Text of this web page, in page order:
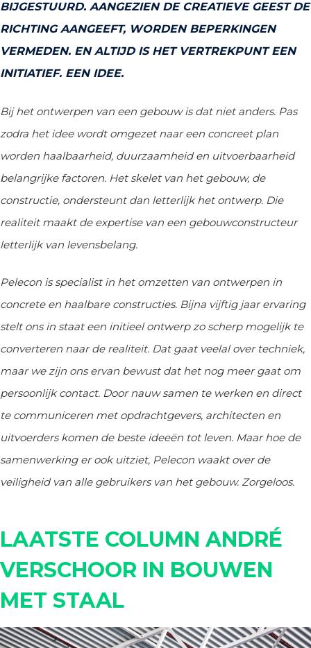
BIJGESTUURD. AANGEZIEN DE CREATIEVE GEEST DE
RICHTING AANGEEFT, WORDEN BEPERKINGEN
VERMEDEN. EN ALTIJD IS HET VERTREKPUNT EEN
INITIATIEF. EEN IDEE.
Bij het ontwerpen van een gebouw is dat niet anders. Pas
zodra het idee wordt omgezet naar een concreet plan
worden haalbaarheid, duurzaamheid en uitvoerbaarheid
belangrijke factoren. Het skelet van het gebouw, de
constructie, ondersteunt dan letterlijk het ontwerp. Die
realiteit maakt de expertise van een gebouwconstructeur
letterlijk van levensbelang.
Pelecon is specialist in het omzetten van ontwerpen in
concrete en haalbare constructies. Bijna vijftig jaar ervaring
stelt ons in staat een initieel ontwerp zo scherp mogelijk te
converteren naar de realiteit. Dat gaat veelal over techniek,
maar we zijn ons ervan bewust dat het nog meer gaat om
persoonlijk contact. Door nauw samen te werken en direct
te communiceren met opdrachtgevers, architecten en
uitvoerders komen de beste ideeën tot leven. Maar hoe de
samenwerking er ook uitziet, Pelecon waakt over de
veiligheid van alle gebruikers van het gebouw. Zorgeloos.
LAATSTE COLUMN ANDRÉ
VERSCHOOR IN BOUWEN
MET STAAL